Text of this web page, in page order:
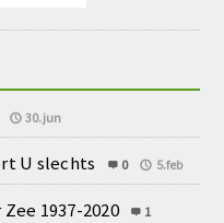
30.jun
U slechts 0 5.feb
1937-2020
1